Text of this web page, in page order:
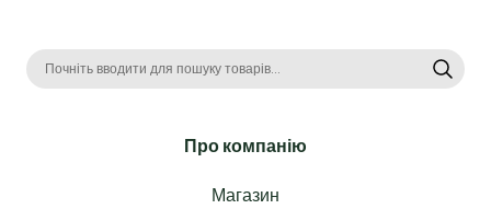
Про компанію
Магазин